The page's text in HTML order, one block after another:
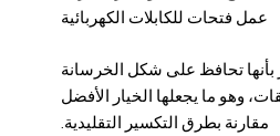
عمل فتحات للكابلات الكهربائية
بأنها تحافظ على شكل الخرسانة
وهو ما يجعلها الخيار الأفضل
مقارنة بطرق التكسير التقليدية.